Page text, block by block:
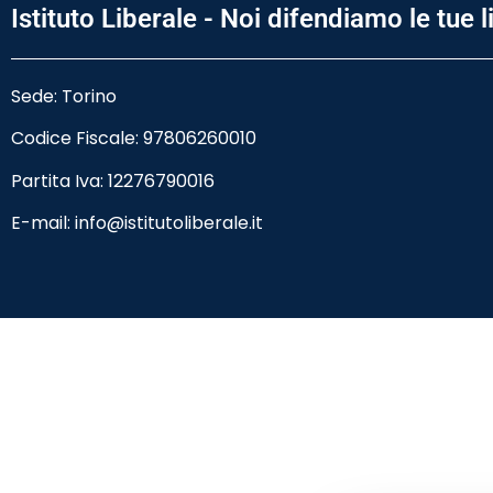
Istituto Liberale - Noi difendiamo le tue
Sede: Torino
Codice Fiscale: 97806260010
Partita Iva: 12276790016
E-mail: info@istitutoliberale.it